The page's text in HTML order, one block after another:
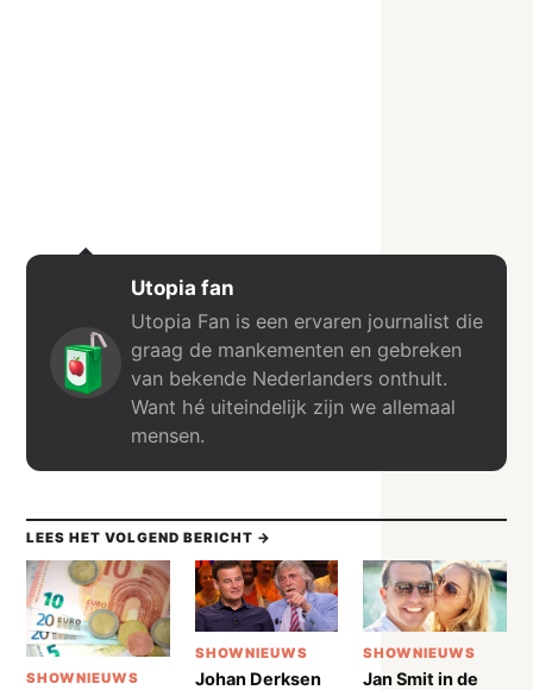
Utopia fan
Utopia Fan is een ervaren journalist die
graag de mankementen en gebreken
van bekende Nederlanders onthult.
Want hé uiteindelijk zijn we allemaal
mensen.
LEES HET VOLGEND BERICHT →
SHOWNIEUWS
SHOWNIEUWS
Johan Derksen
SHOWNIEUWS
Jan Smit in de